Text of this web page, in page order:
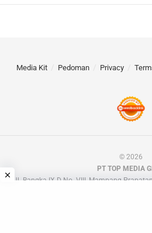
Media Kit Pedoman Privacy
© 2026
PT TOP MEDIA
Jl. Bangka IX D No. VIII, Mampang